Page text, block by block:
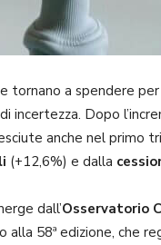
tornano a spendere
incertezza. Dopo
anche nel primo
(+12,6%) e dalla
dall’Osservatorio
alla 58ª edizione, che